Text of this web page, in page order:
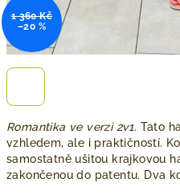
Romantika ve verzi 2v1. Tato
vzhledem, ale i praktičností.
samostatně ušitou krajkovou
zakončenou do patentu. Dva
1 360 Kč
–20 %